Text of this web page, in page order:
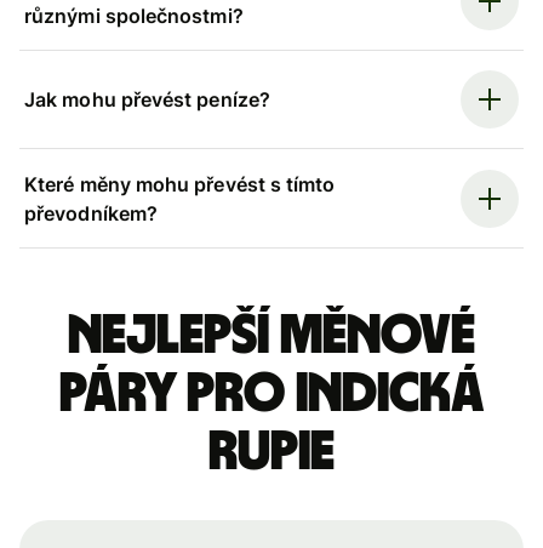
různými společnostmi?
Jak mohu převést peníze?
Které měny mohu převést s tímto
převodníkem?
Nejlepší měnové
páry pro indická
rupie